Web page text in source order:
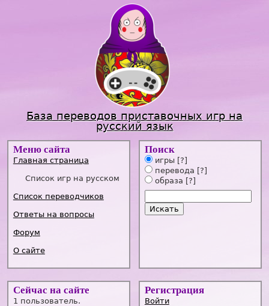
Jump to navigation
База переводов приставочных игр на
русский язык
Меню сайта
Главная страница
Список игр на русском
Список переводчиков
Ответы на вопросы
Форум
О сайте
Поиск
игры [?]
перевода [?]
образа [?]
Сейчас на сайте
1 пользователь.
Регистрация
Войти